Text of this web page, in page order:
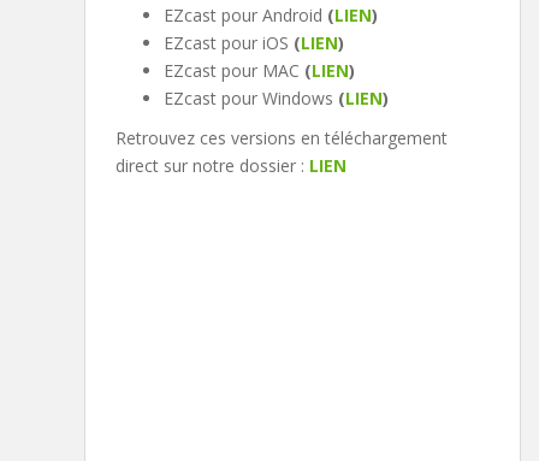
EZcast pour Android (LIEN)
EZcast pour iOS (LIEN)
EZcast pour MAC (LIEN)
EZcast pour Windows (LIEN)
Retrouvez ces versions en téléchargement
direct sur notre dossier : LIEN